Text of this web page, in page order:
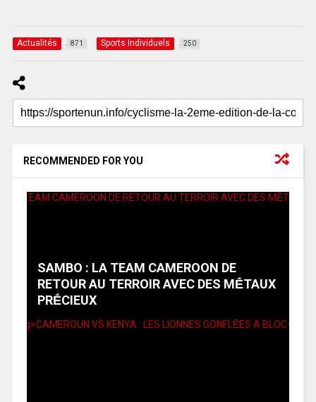
Actualités 871 Sports Individuels 250
RECOMMENDED FOR YOU
SAMBO : LA TEAM CAMEROON DE
RETOUR AU TERROIR AVEC DES MḖTAUX
PRḖCIEUX